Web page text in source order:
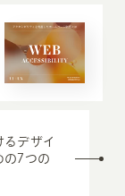
デザイ
の7つの